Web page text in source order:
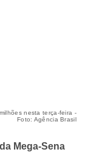
nesta terça-feira -
Foto: Agência Brasil
Mega-Sena